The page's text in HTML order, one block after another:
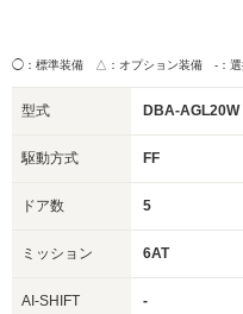
◯：標準装備 △：オプション装備 -：
型式 DBA-AGL20W
駆動方式 FF
ドア数 5
ミッション 6AT
AI-SHIFT -